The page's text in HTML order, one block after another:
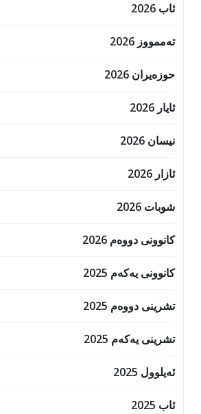
ئاب 2026
تەممووز 2026
حوزه‌یران 2026
ئایار 2026
نیسان 2026
ئازار 2026
شوبات 2026
کانوونی دووەم 2026
کانوونی یەکەم 2025
تشرینی دووەم 2025
تشرینی یەکەم 2025
ئەیلوول 2025
ئاب 2025